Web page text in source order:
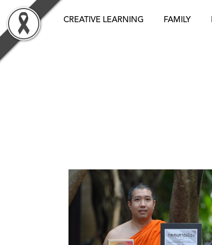
content
CREATIVE LEARNING FAMILY